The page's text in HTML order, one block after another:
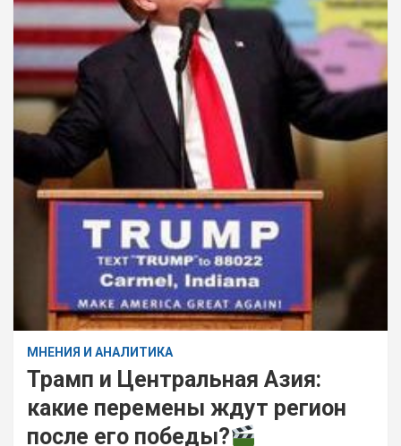
МНЕНИЯ И АНАЛИТИКА
Трамп и Центральная Азия:
какие перемены ждут регион
после его победы?